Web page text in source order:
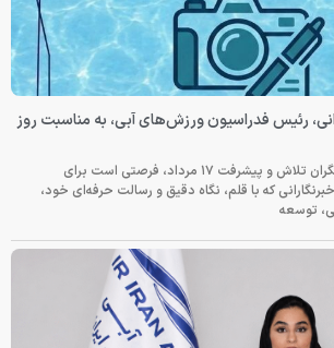
رئیس فدراسیون ورزش‌های آبی، به مناسبت روز
خبرنگاران؛ راویان آب، روایتگران تلاش و پیشرفت ۱۷ مرداد، فرصتی است برای
که با قلم، نگاه دقیق و رسالت حرفه‌ای خود،
توسعه